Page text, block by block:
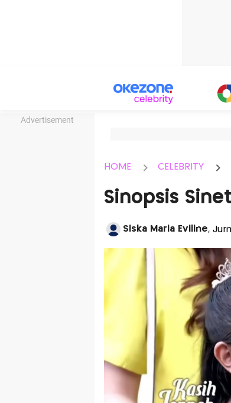
Advertisement
HOME CELEBRITY
Sinopsis
Siska Maria Eviline,